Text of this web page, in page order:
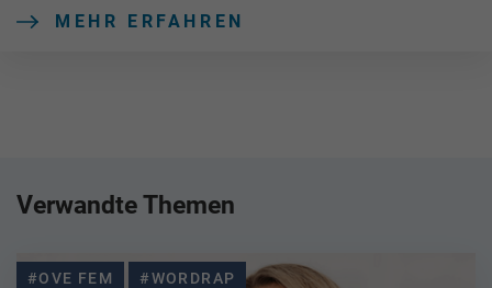
MEHR ERFAHREN
Verwandte Themen
#OVE FEM #WORDRAP